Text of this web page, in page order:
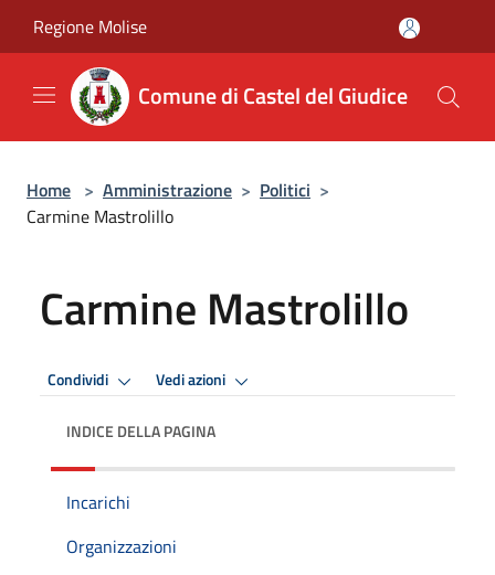
Regione Molise
Comune di Castel del Giudice
Home > Amministrazione > Politici >
Carmine Mastrolillo
Carmine Mastrolillo
Condividi Vedi azioni
INDICE DELLA PAGINA
Incarichi
Organizzazioni